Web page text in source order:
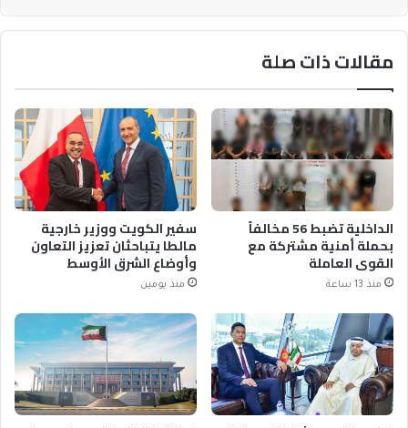
مقالات ذات صلة
الداخلية تضبط 56 مخالفاً
بحملة أمنية مشتركة مع
القوى العاملة
منذ 13 ساعة
سفير الكويت ووزير خارجية
مالطا يتباحثان تعزيز التعاون
وأوضاع الشرق الأوسط
منذ يومين